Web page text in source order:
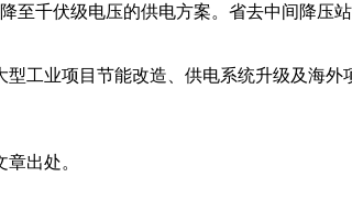
至千伏级电压的供电方案。省去中间降压
工业项目节能改造、供电系统升级及海外
出处。